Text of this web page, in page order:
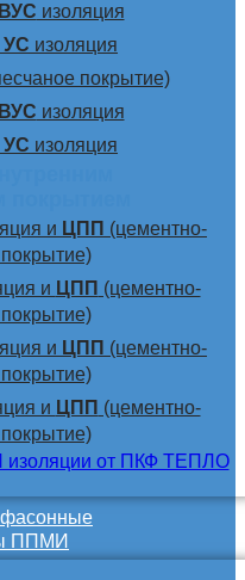
ВУС изоляция
УС изоляция
покрытие)
ВУС изоляция
УС изоляция
и ЦПП (цементно-
и ЦПП (цементно-
и ЦПП (цементно-
и ЦПП (цементно-
ППМИ